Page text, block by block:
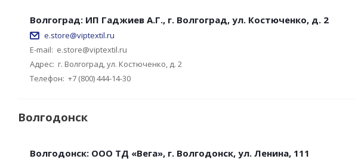
Волгоград: ИП Гаджиев А.Г., г. Волгоград, ул. Костюченко, д. 2
e.store@viptextil.ru
E-mail: e.store@viptextil.ru
Адрес: г. Волгоград, ул. Костюченко, д. 2
Телефон: +7 (800) 444-14-30
Волгодонск
Волгодонск: ООО ТД «Вега», г. Волгодонск, ул. Ленина, 111